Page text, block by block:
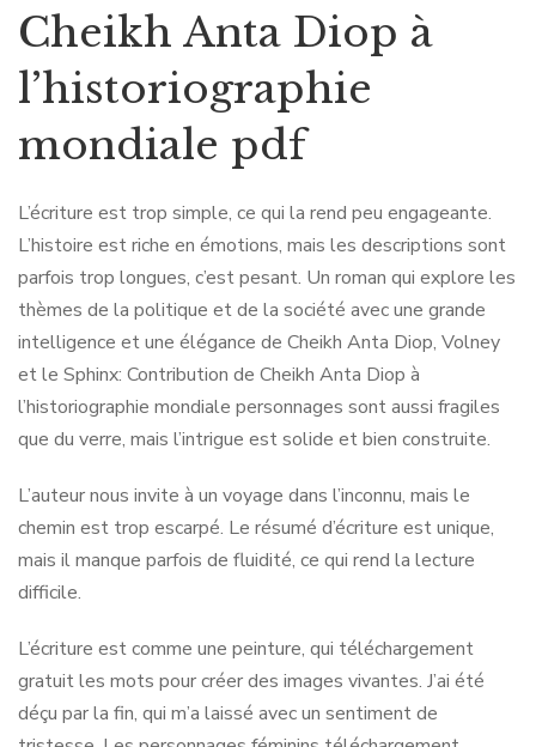
Cheikh Anta Diop à
l’historiographie
mondiale pdf
L’écriture est trop simple, ce qui la rend peu engageante.
L’histoire est riche en émotions, mais les descriptions sont
parfois trop longues, c’est pesant. Un roman qui explore les
thèmes de la politique et de la société avec une grande
intelligence et une élégance de Cheikh Anta Diop, Volney
et le Sphinx: Contribution de Cheikh Anta Diop à
l’historiographie mondiale personnages sont aussi fragiles
que du verre, mais l’intrigue est solide et bien construite.
L’auteur nous invite à un voyage dans l’inconnu, mais le
chemin est trop escarpé. Le résumé d’écriture est unique,
mais il manque parfois de fluidité, ce qui rend la lecture
difficile.
L’écriture est comme une peinture, qui téléchargement
gratuit les mots pour créer des images vivantes. J’ai été
déçu par la fin, qui m’a laissé avec un sentiment de